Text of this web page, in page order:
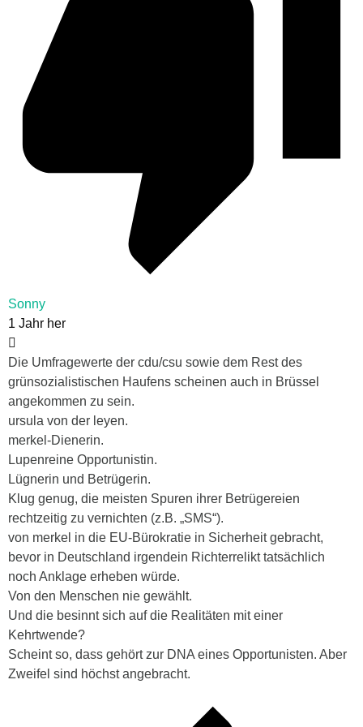
Sonny
1 Jahr her
Die Umfragewerte der cdu/csu sowie dem Rest des
grünsozialistischen Haufens scheinen auch in Brüssel
angekommen zu sein.
ursula von der leyen.
merkel-Dienerin.
Lupenreine Opportunistin.
Lügnerin und Betrügerin.
Klug genug, die meisten Spuren ihrer Betrügereien
rechtzeitig zu vernichten (z.B. „SMS“).
von merkel in die EU-Bürokratie in Sicherheit gebracht,
bevor in Deutschland irgendein Richterrelikt tatsächlich
noch Anklage erheben würde.
Von den Menschen nie gewählt.
Und die besinnt sich auf die Realitäten mit einer
Kehrtwende?
Scheint so, dass gehört zur DNA eines Opportunisten. Aber
Zweifel sind höchst angebracht.